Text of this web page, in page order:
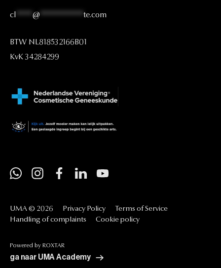
cl **** @ ***********te.com
BTW NL818532166B01
KvK 34284299
UMA © 2026 Privacy Policy Terms of Service
Handling of complaints Cookie policy
Powered by ROXTAR
ga naar UMA Academy